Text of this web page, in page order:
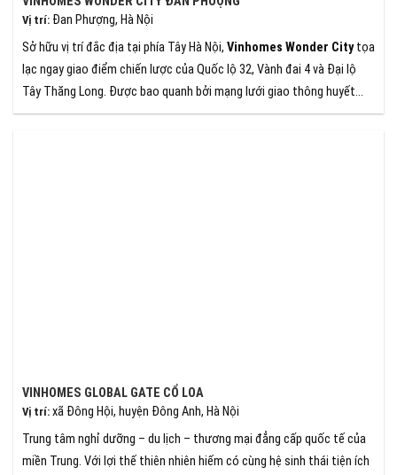
Vị trí:Đan Phượng, Hà Nội
Sở hữu vị trí đắc địa tại phía Tây Hà Nội, Vinhomes Wonder Citytọa
lạc ngay giao điểm chiến lược của Quốc lộ 32, Vành đai 4 và Đại lộ
Tây Thăng Long. Được bao quanh bởi mạng lưới giao thông huyết
mạch, dự án không chỉ đảm bảo khả năng kết nối linh hoạt mà còn
VINHOMES GLOBAL GATE CỔ LOA
Vị trí:xã Đông Hội, huyện Đông Anh, Hà Nội
Trung tâm nghỉ dưỡng – du lịch – thương mại đẳng cấp quốc tế của
miền Trung. Với lợi thế thiên nhiên hiếm có cùng hệ sinh thái tiện ích